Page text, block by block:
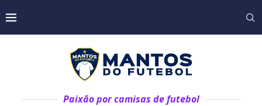
Paixão por camisas de futebol